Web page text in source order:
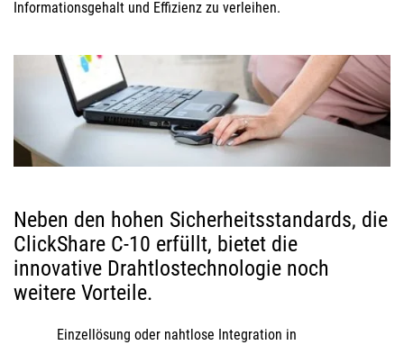
Informationsgehalt und Effizienz zu verleihen.
Neben den hohen Sicherheitsstandards, die
ClickShare C-10 erfüllt, bietet die
innovative Drahtlostechnologie noch
weitere Vorteile.
Einzellösung oder nahtlose Integration in